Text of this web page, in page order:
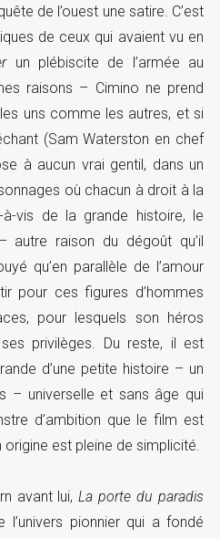
de l’ouest une satire. C’est
de ceux qui avaient vu en
un plébiscite de l’armée au
raisons – Cimino ne prend
uns comme les autres, et si
(Sam Waterston en chef
à aucun vrai gentil, dans un
où chacun à droit à la
à-vis de la grande histoire, le
autre raison du dégoût qu’il
qu’en parallèle de l’amour
pour ces figures d’hommes
pour lesquels son héros
privilèges. Du reste, il est
d’une petite histoire – un
– universelle et sans âge qui
d’ambition que le film est
origine est pleine de simplicité.
avant lui,La porte du paradis
pionnier qui a fondé